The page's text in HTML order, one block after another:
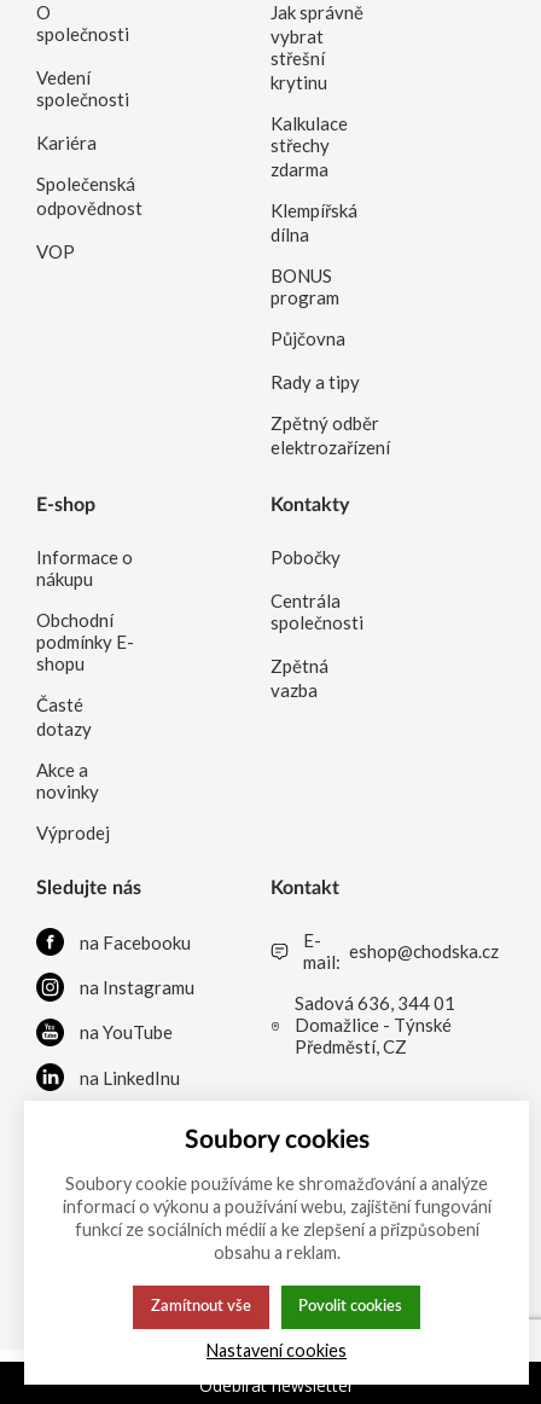
O
společnosti
Vedení
společnosti
Kariéra
Společenská
odpovědnost
VOP
Jak správně
vybrat
střešní
krytinu
Kalkulace
střechy
zdarma
Klempířská
dílna
BONUS
program
Půjčovna
Rady a tipy
Zpětný odběr
elektrozařízení
E-shop
Informace o
nákupu
Obchodní
podmínky E-
shopu
Časté
dotazy
Akce a
novinky
Výprodej
Kontakty
Pobočky
Centrála
společnosti
Zpětná
vazba
Sledujte nás
na Facebooku
na Instagramu
na YouTube
na LinkedInu
Kontakt
E-
mail: eshop@chodska.cz
Sadová 636, 344 01
Domažlice - Týnské
Předměstí, CZ
Tato stránka používá soubory cookies.
Klikněte pro více informací.
Zásady ochrany
osobních údajů
Soubory cookies
Soubory cookie používáme ke shromažďování a analýze
informací o výkonu a používání webu, zajištění fungování
funkcí ze sociálních médií a ke zlepšení a přizpůsobení
obsahu a reklam.
Zamítnout vše Povolit cookies
Nastavení cookies
Odebírat newsletter